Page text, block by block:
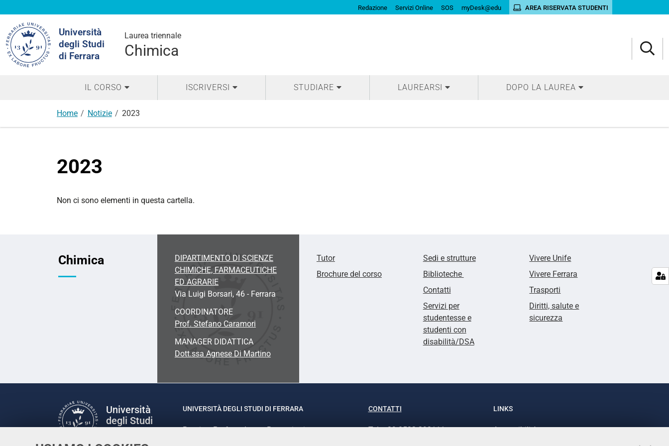
Redazione Servizi Online SOS myDesk@edu AREA RISERVATA STUDENTI
Università
degli Studi
di Ferrara
Laurea triennale
Chimica
nel
sito
IL CORSO ISCRIVERSI STUDIARE LAUREARSI DOPO LA LAUREA
Home Notizie 2023
2023
Non ci sono elementi in questa cartella.
Chimica
DIPARTIMENTO DI SCIENZE
CHIMICHE, FARMACEUTICHE
ED AGRARIE
Via Luigi Borsari, 46 - Ferrara
COORDINATORE
Prof. Stefano Caramori
MANAGER DIDATTICA
Dott.ssa Agnese Di Martino
Tutor
Brochure del corso
Sedi e strutture
Biblioteche
Contatti
Servizi per
studentesse e
studenti con
disabilità/DSA
Vivere Unife
Vivere Ferrara
Trasporti
Diritti, salute e
sicurezza
Università
degli Studi
UNIVERSITÀ DEGLI STUDI DI FERRARA
Rettrice: Prof.ssa Laura Ramaciotti
CONTATTI
Tel. +39 0532 293111
LINKS
Accessibilità